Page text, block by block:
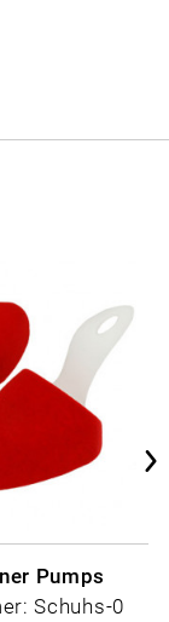
Pumps
Schuhs-0